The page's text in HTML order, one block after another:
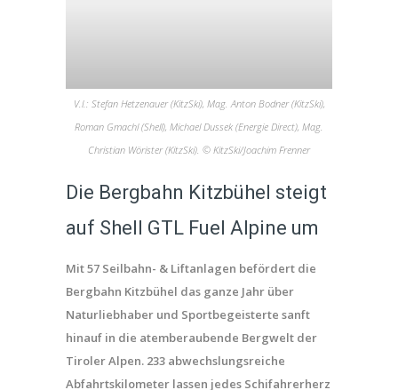
V.l.: Stefan Hetzenauer (KitzSki), Mag. Anton Bodner (KitzSki),
Roman Gmachl (Shell), Michael Dussek (Energie Direct), Mag.
Christian Wörister (KitzSki). © KitzSki/Joachim Frenner
Die Bergbahn Kitzbühel steigt
auf Shell GTL Fuel Alpine um
Mit 57 Seilbahn- & Liftanlagen befördert die
Bergbahn Kitzbühel das ganze Jahr über
Naturliebhaber und Sportbegeisterte sanft
hinauf in die atemberaubende Bergwelt der
Tiroler Alpen. 233 abwechslungsreiche
Abfahrtskilometer lassen jedes Schifahrerherz